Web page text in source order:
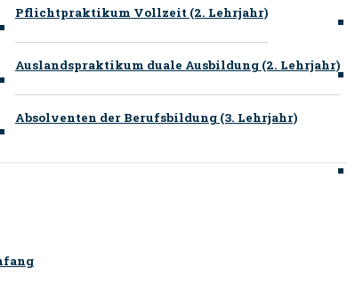
Pflichtpraktikum Vollzeit (2. Lehrjahr)
Auslandspraktikum duale Ausbildung (2. Lehrjahr)
Absolventen der Berufsbildung (3. Lehrjahr)